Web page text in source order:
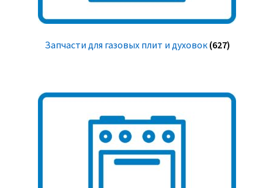
Запчасти для газовых плит и духовок (627)